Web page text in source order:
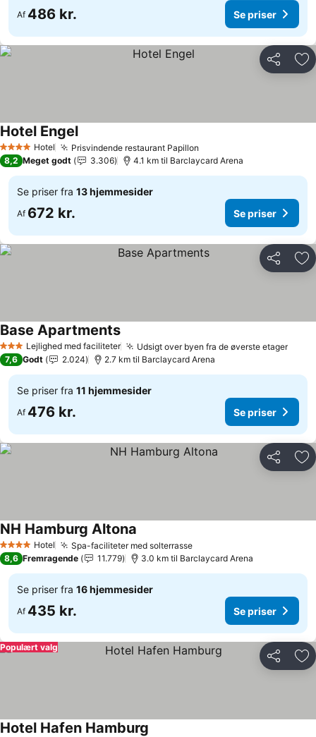
Af 486 kr. Se priser
Del
4 StjernerHotel Prisvindende restaurant Papillon
Hotel EngelSe priser
8,2 Meget godt 3.306 4.1 km til Barclaycard Arena
Se priser fra 13 hjemmesider
Af 672 kr. Se priser
Del
3 StjernerLejlighed med faciliteter Udsigt over byen fra de øverste etagerSe
Base ApartmentsSe priser
7,6 Godt 2.024 2.7 km til Barclaycard Arena
Se priser fra 11 hjemmesider
Af 476 kr. Se priser
Del
4 StjernerHotel Spa-faciliteter med solterrasseSe priser
NH Hamburg Altona
8,6 Fremragende 11.779 3.0 km til Barclaycard Arena
Se priser fra 16 hjemmesider
Af 435 kr. Se priser
Del
Populært valg
Hotel Hafen Hamburg